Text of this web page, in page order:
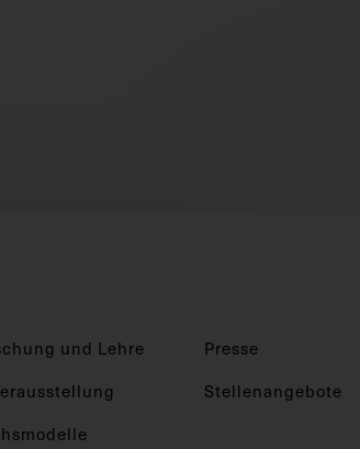
und Lehre
Presse
Stellenangebote